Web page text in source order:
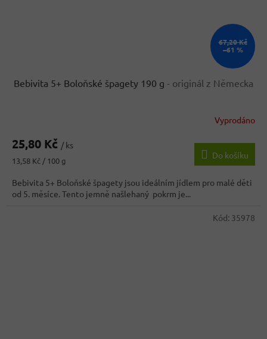
67,20 Kč
–61 %
Bebivita 5+ Boloňské špagety 190 g - originál z Německa
Vyprodáno
25,80 Kč / ks
Měrná
13,58 Kč / 100 g
Do košíku
Bebivita 5+ Boloňské špagety jsou ideálním jídlem pro malé děti
od 5. měsíce. Tento jemně našlehaný pokrm je...
Kód: 35978